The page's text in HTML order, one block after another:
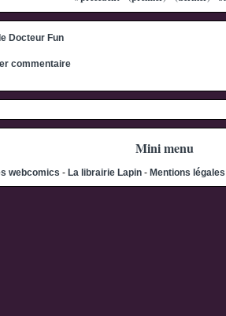
commentaire
Mini menu
webcomics - La librairie Lapin - Mentions